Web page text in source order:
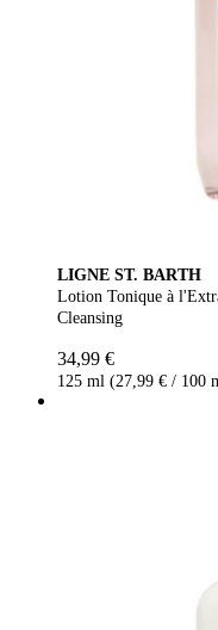
LIGNE ST. BARTH
Lotion Tonique à
Cleansing
34,99 €
125 ml (27,99 € / 100